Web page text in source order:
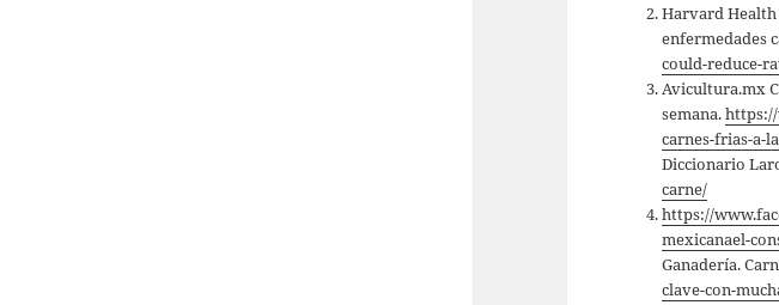
Harvard Health
enfermedades
could-reduce-
Avicultura.mx
semana.
carnes-frias-a-
Diccionario
carne/
https://
mexicanael-
Ganadería.
clave-con-